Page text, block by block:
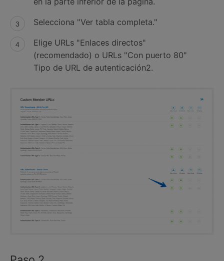
Selecciona "Ver tabla completa."
Elige URLs "Enlaces directos"
(recomendado) o URLs "Con puerto 80"
Tipo de URL de autenticación2.